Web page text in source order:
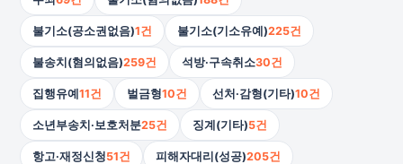
불기소(공소권없음)1건 불기소(기소유예)225건
불송치(혐의없음)259건 석방·구속취소30건
집행유예 11건 벌금형10건 선처·감형(기타)10건
소년부송치·보호처분25건 징계(기타)5건
항고·재정신청51건 피해자대리(성공)205건